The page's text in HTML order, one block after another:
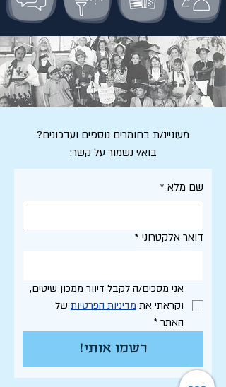
מעוניינ/ת בחומרים נוספים ועדכונים?
בוא/י נשמור על קשר:
שם מלא *
דואר אלקטרוני *
וקראתי את מדיניות הפרטיות
האתר *
רשמו אותי!